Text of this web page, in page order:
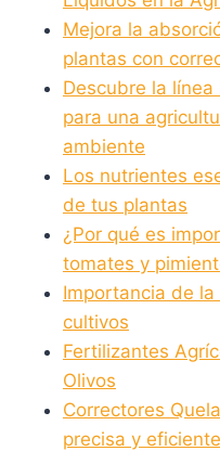
Mejora la
plantas con
Descubre la
para una
ambiente
Los nutrientes
de tus plantas
¿Por qué es
tomates y
Importancia de
cultivos
Fertilizantes
Olivos
Correctores
precisa y eficiente